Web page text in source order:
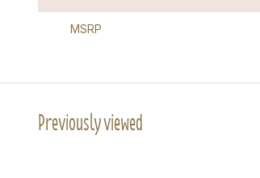
MSRP
Previously viewed